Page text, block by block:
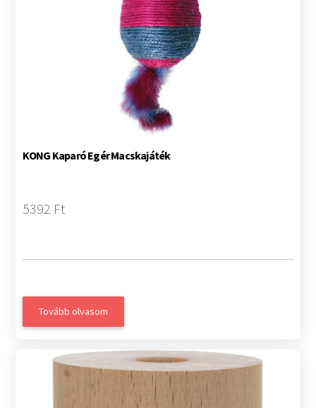
KONG Kaparó Egér Macskajáték
5392 Ft
Tovább olvasom